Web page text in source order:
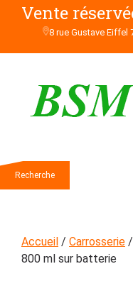
Vente
8 rue Gustave Eiffel
Recherche
Accueil / Carrosserie /
800 ml sur batterie